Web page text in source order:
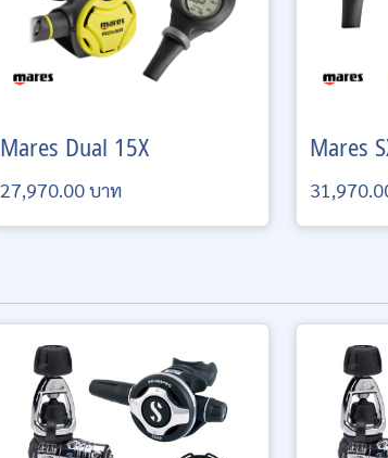
Mares Dual 15X
27,970.00 บาท
Mares